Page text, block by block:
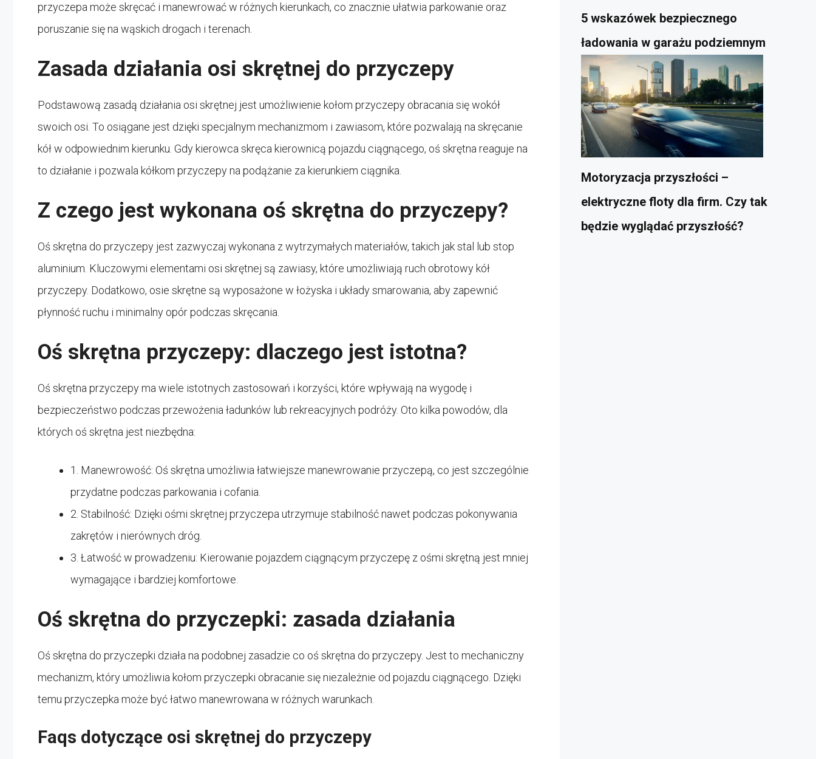
przyczepa może skręcać i manewrować w różnych kierunkach, co znacznie ułatwia parkowanie oraz
poruszanie się na wąskich drogach i terenach.
Zasada działania osi skrętnej do przyczepy
Podstawową zasadą działania osi skrętnej jest umożliwienie kołom przyczepy obracania się wokół
swoich osi. To osiągane jest dzięki specjalnym mechanizmom i zawiasom, które pozwalają na skręcanie
kół w odpowiednim kierunku. Gdy kierowca skręca kierownicą pojazdu ciągnącego, oś skrętna reaguje na
to działanie i pozwala kółkom przyczepy na podążanie za kierunkiem ciągnika.
Z czego jest wykonana oś skrętna do przyczepy?
Oś skrętna do przyczepy jest zazwyczaj wykonana z wytrzymałych materiałów, takich jak stal lub stop
aluminium. Kluczowymi elementami osi skrętnej są zawiasy, które umożliwiają ruch obrotowy kół
przyczepy. Dodatkowo, osie skrętne są wyposażone w łożyska i układy smarowania, aby zapewnić
płynność ruchu i minimalny opór podczas skręcania.
Oś skrętna przyczepy: dlaczego jest istotna?
Oś skrętna przyczepy ma wiele istotnych zastosowań i korzyści, które wpływają na wygodę i
bezpieczeństwo podczas przewożenia ładunków lub rekreacyjnych podróży. Oto kilka powodów, dla
których oś skrętna jest niezbędna:
1. Manewrowość: Oś skrętna umożliwia łatwiejsze manewrowanie przyczepą, co jest szczególnie
przydatne podczas parkowania i cofania.
2. Stabilność: Dzięki ośmi skrętnej przyczepa utrzymuje stabilność nawet podczas pokonywania
zakrętów i nierównych dróg.
3. Łatwość w prowadzeniu: Kierowanie pojazdem ciągnącym przyczepę z ośmi skrętną jest mniej
wymagające i bardziej komfortowe.
Oś skrętna do przyczepki: zasada działania
Oś skrętna do przyczepki działa na podobnej zasadzie co oś skrętna do przyczepy. Jest to mechaniczny
mechanizm, który umożliwia kołom przyczepki obracanie się niezależnie od pojazdu ciągnącego. Dzięki
temu przyczepka może być łatwo manewrowana w różnych warunkach.
Faqs dotyczące osi skrętnej do przyczepy
5 wskazówek bezpiecznego
ładowania w garażu podziemnym
Motoryzacja przyszłości –
elektryczne floty dla firm. Czy tak
będzie wyglądać przyszłość?